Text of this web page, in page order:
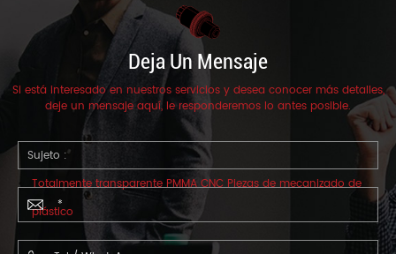
Deja Un Mensaje
Si está interesado en nuestros servicios y desea conocer más detalles,
deje un mensaje aquí, le responderemos lo antes posible.
Sujeto :
Totalmente transparente PMMA CNC Piezas de mecanizado de
plástico